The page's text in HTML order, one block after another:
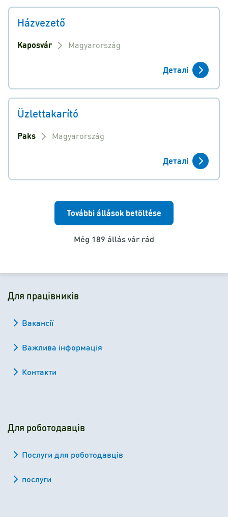
Házvezető
Kaposvár Magyarország
Деталі
Üzlettakarító
Paks Magyarország
Деталі
További állások betöltése
Még 189 állás vár rád
Для працівників
Вакансії
Важлива інформація
Контакти
Для роботодавців
Послуги для роботодавців
послуги